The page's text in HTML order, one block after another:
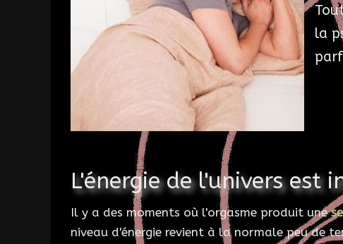
la
L'énergie de l'univers est
Il y a des moments où l'orgasme produit une
niveau d'énergie revient à la normale peu de